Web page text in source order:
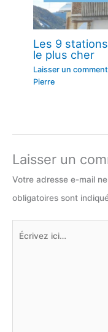
Les 9
le plus cher
Laisser un
Pierre
Laisser un
Votre adresse e-mail
obligatoires sont